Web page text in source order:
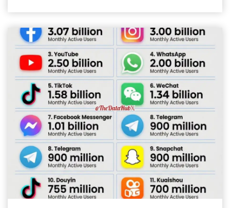
geçirmeyi hedefleyen köklü bir yeniden yapılanma süreci.